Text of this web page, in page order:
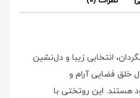
انتخابی زیبا و دل‌نشین
خلق فضایی آرام و
هستند. این روتختی با